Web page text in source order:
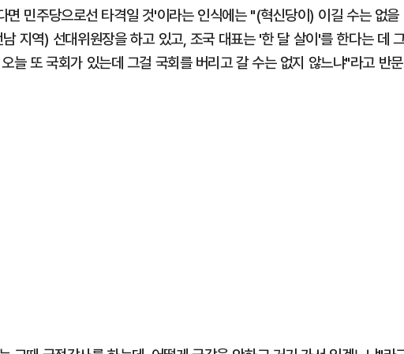
민주당으로선 타격일 것'이라는 인식에는 "(혁신당이) 이길 수는 없을
지역) 선대위원장을 하고 있고, 조국 대표는 '한 달 살이'를 한다는 데
늘 또 국회가 있는데 그걸 국회를 버리고 갈 수는 없지 않느냐"라고 반문